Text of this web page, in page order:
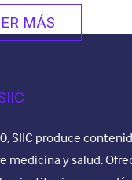
MÁS
SIIC produce
medicina y salud.